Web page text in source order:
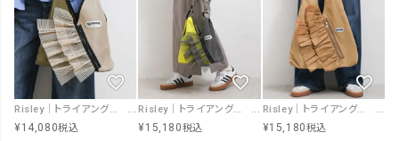
Risley｜トライアングルフリルメッシュBAGミニ [[R2601-TMM47]][F]
¥14,080税込
Risley｜トライアングルフリルメッシュBAG [[R2601-TFM46]][F]
¥15,180税込
Risley｜トライアングルフリルBAG [[R2601-TFB36]][F]
¥15,180税込